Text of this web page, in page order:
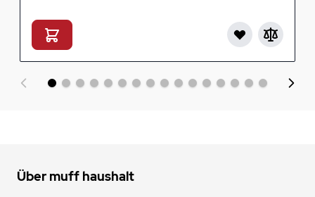
Über muff haushalt